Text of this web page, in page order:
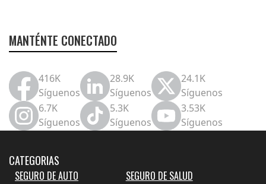
MANTÉNTE CONECTADO
416K
Síguenos
28.9K
Síguenos
24.1K
Síguenos
6.7K
Síguenos
5.3K
Síguenos
3.53K
Síguenos
CATEGORIAS
SEGURO DE AUTO
SEGURO DE SALUD